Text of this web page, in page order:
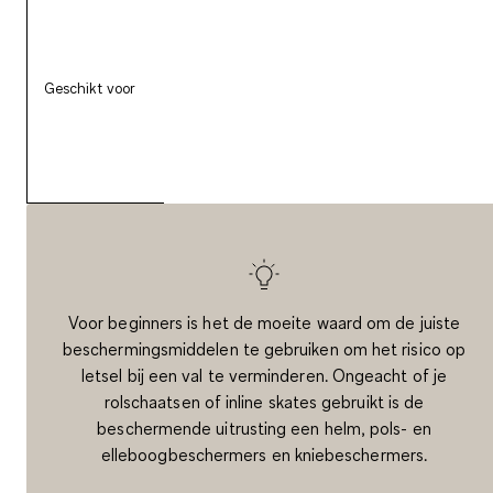
Geschikt voor
Voor beginners is het de moeite waard om de juiste
beschermingsmiddelen te gebruiken om het risico op
letsel bij een val te verminderen. Ongeacht of je
rolschaatsen of inline skates gebruikt is de
beschermende uitrusting een helm, pols- en
elleboogbeschermers en kniebeschermers.